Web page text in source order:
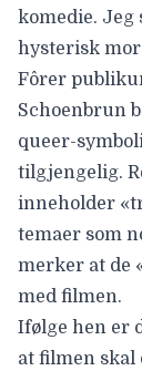
komedie.
hysterisk
Fôrer
Schoenbrun
queer-
tilgjengelig.
inneholder
temaer som
merker at de
med filmen.
Ifølge hen er
at filmen skal